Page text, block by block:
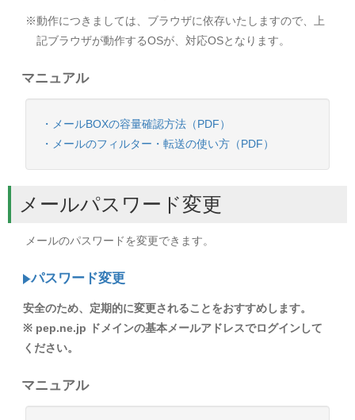
※動作につきましては、ブラウザに依存いたしますので、上
記ブラウザが動作するOSが、対応OSとなります。
マニュアル
・メールBOXの容量確認方法（PDF）
・メールのフィルター・転送の使い方（PDF）
メールパスワード変更
メールのパスワードを変更できます。
パスワード変更
安全のため、定期的に変更されることをおすすめします。
※ pep.ne.jp ドメインの基本メールアドレスでログインして
ください。
マニュアル